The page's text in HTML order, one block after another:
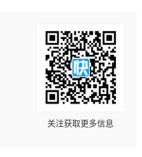
关注获取更多信息